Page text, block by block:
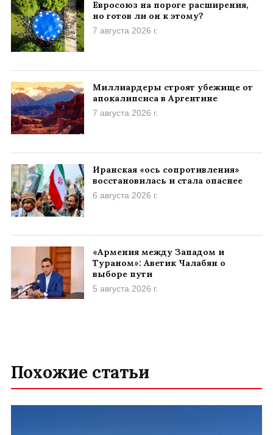
Евросоюз на пороге расширения,
но готов ли он к этому?
7 августа 2026 г.
Миллиардеры строят убежище от
апокалипсиса в Аргентине
7 августа 2026 г.
Иранская «ось сопротивления»
восстановилась и стала опаснее
6 августа 2026 г.
«Армения между Западом и
Тураном»: Аветик Чалабян о
выборе пути
5 августа 2026 г.
Похожие статьи